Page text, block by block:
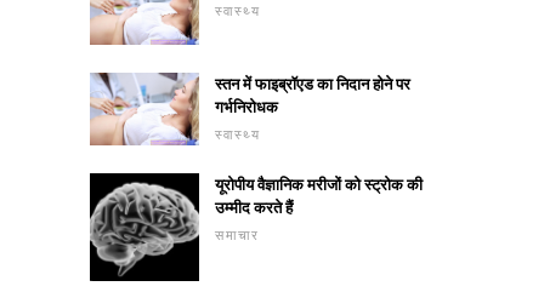
स्वास्थ्य
स्तन में फाइब्रॉएड का निदान होने पर
गर्भनिरोधक
स्वास्थ्य
यूरोपीय वैज्ञानिक मरीजों को स्ट्रोक की
उम्मीद करते हैं
समाचार